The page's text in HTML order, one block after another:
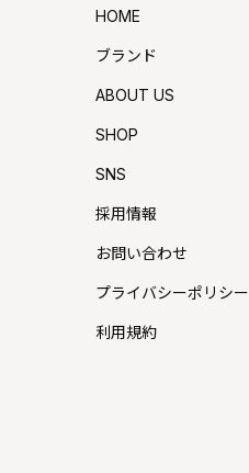
HOME
ブランド
ABOUT US
SHOP
SNS
採用情報
お問い合わせ
プライバシーポリシー
利用規約